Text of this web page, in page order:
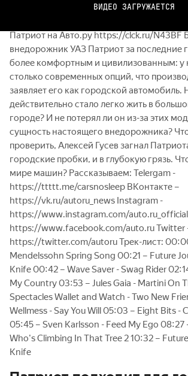
ВИДЕО ЗАГРУЖАЕТСЯ
Challenger Hellcat: адская кошка или
Патриот на Авто.ру https://clck.ru/N43BF
внедорожник УАЗ Патриот за последние
более комфортным и цивилизованным: у
столько современных опций, что
заявляет его как городской
действительно стало легко жить в
городе? И не потерял ли он из-за этих
сущность настоящего внедорожника?
проверить, Алексей Гусев загнал
городские пробки, и в глубокую грязь.
мире машин? Рассказываем: Telergam -
https://ttttt.me/carsnosleep ВКонтакте –
https://vk.ru/autoru_news Instagram -
https://www.instagram.com/auto.ru_official
https://www.facebook.com/auto.ru Twitter
https://twitter.com/autoru Трек-лист:
Mendelssohn Spring Song 00:21 – Future
Knife 00:42 – Wave Saver - Swag Rider
My Country 03:53 – Jules Gaia - Martini On
Spectacles Wallet and Watch - Two New
Wellmess - Say You Will 05:03 – Eight Bits -
05:45 – Sven Karlsson - Feed My Ego 08:27
Who's Climbing In That Tree 2 10:32 –
Knife